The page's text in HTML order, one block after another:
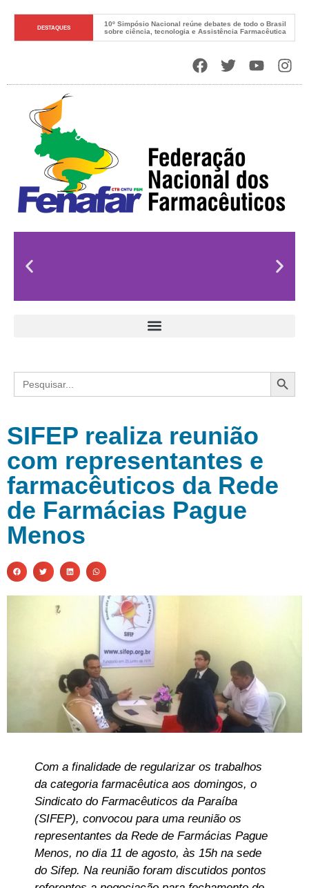
DESTAQUES
10º Simpósio Nacional reúne debates de todo o Brasil
sobre ciência, tecnologia e Assistência Farmacêutica
Search
for:
SIFEP realiza reunião
com representantes e
farmacêuticos da Rede
de Farmácias Pague
Menos
Com a finalidade de regularizar os trabalhos
da categoria farmacêutica aos domingos, o
Sindicato do Farmacêuticos da Paraíba
(SIFEP), convocou para uma reunião os
representantes da Rede de Farmácias Pague
Menos, no dia 11 de agosto, às 15h na sede
do Sifep. Na reunião foram discutidos pontos